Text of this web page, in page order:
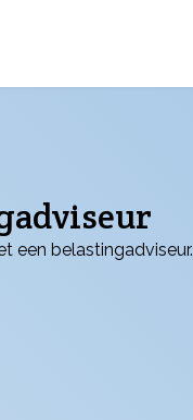
een belastingadviseur.